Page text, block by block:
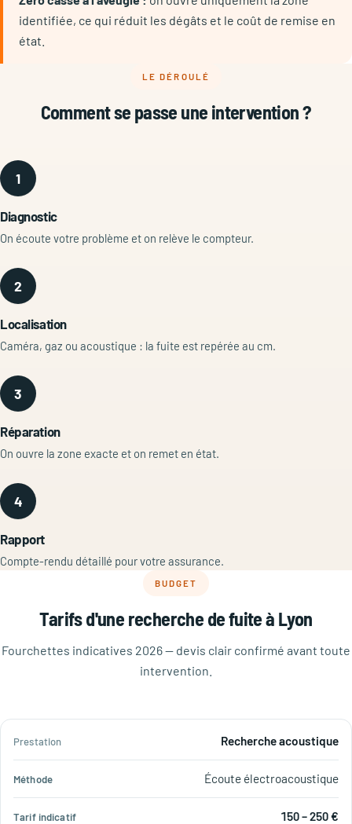
identifiée, ce qui réduit les dégâts et le coût de remise en
état.
LE DÉROULÉ
Comment se passe une intervention ?
1
Diagnostic
On écoute votre problème et on relève le compteur.
2
Localisation
Caméra, gaz ou acoustique : la fuite est repérée au cm.
3
Réparation
On ouvre la zone exacte et on remet en état.
4
Rapport
Compte-rendu détaillé pour votre assurance.
BUDGET
Tarifs d'une recherche de fuite à Lyon
Fourchettes indicatives 2026 — devis clair confirmé avant toute
intervention.
Prestation Recherche acoustique
Écoute électroacoustique
150 – 250 €